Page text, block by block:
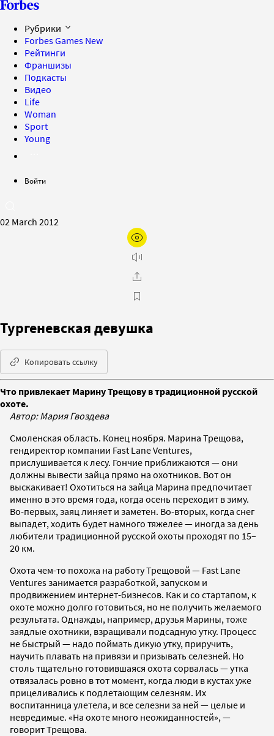
Рубрики
Forbes Games New
Рейтинги
Франшизы
Подкасты
Видео
Life
Woman
Sport
Young
Войти
02 March 2012
Тургеневская девушка
Копировать ссылку
Что привлекает Марину Трещову в традиционной русской
охоте.
Автор: Мария Гвоздева
Смоленская область. Конец ноября. Марина Трещова,
гендиректор компании Fast Lane Ventures,
прислушивается к лесу. Гончие приближаются — они
должны вывести зайца прямо на охотников. Вот он
выскакивает! Охотиться на зайца Марина предпочитает
именно в это время года, когда осень переходит в зиму.
Во-первых, заяц линяет и заметен. Во-вторых, когда снег
выпадет, ходить будет намного тяжелее — иногда за день
любители традиционной русской охоты проходят по 15–
20 км.
Охота чем-то похожа на работу Трещовой — Fast Lane
Ventures занимается разработкой, запуском и
продвижением интернет-бизнесов. Как и со стартапом, к
охоте можно долго готовиться, но не получить желаемого
результата. Однажды, например, друзья Марины, тоже
заядлые охотники, взращивали подсадную утку. Процесс
не быстрый — надо поймать дикую утку, приручить,
научить плавать на привязи и призывать селезней. Но
столь тщательно готовившаяся охота сорвалась — утка
отвязалась ровно в тот момент, когда люди в кустах уже
прицеливались к подлетающим селезням. Их
воспитанница улетела, и все селезни за ней — целые и
невредимые. «На охоте много неожиданностей», —
говорит Трещова.